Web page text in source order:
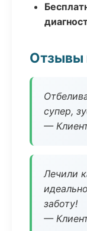
Отзывы
супер,
—
Лечили
заботу!
—